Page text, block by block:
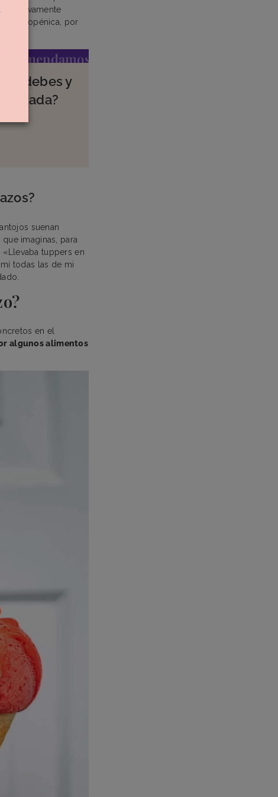
relativamente
ferropénica, por
debes y
suenan
imaginas, para
tuppers en
todas las de mi
en el
algunos alimentos